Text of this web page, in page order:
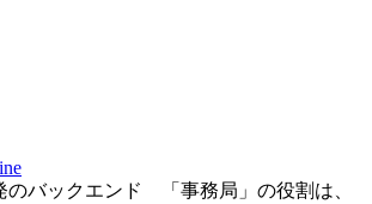
のバックエンド 「事務局」の役割は、